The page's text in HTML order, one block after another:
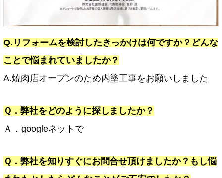
Q.リフォームを検討したきっかけは何ですか？どんな
ことで悩まれていましたか？
A.焼肉店オープンのため内塗工事をお願いしました
Ｑ．弊社をどのように探しましたか？
Ａ．googleネットで
Ｑ．弊社を知りすぐにお問合せ頂けましたか？もし悩